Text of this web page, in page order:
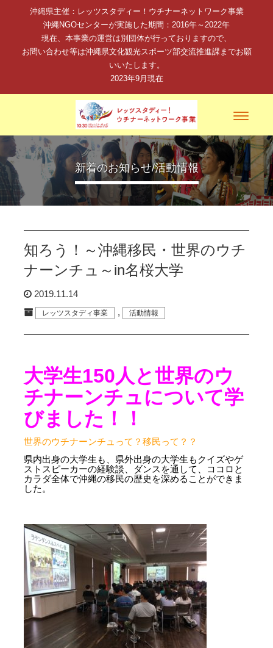
沖縄県主催：レッツスタディー！ウチナーネットワーク事業
沖縄NGOセンターが実施した期間：2016年～2022年
現在、本事業の運営は別団体が行っておりますので、
お問い合わせ等は沖縄県文化観光スポーツ部交流推進課までお願
いいたします。
2023年9月現在
Toggle
新着のお知らせ/活動情報
知ろう！～沖縄移民・世界のウチ
ナーンチュ～in名桜大学
2019.11.14
レッツスタディ事業 , 活動情報
大学生150人と世界のウ
チナーンチュについて学
びました！！
世界のウチナーンチュって？移民って？？
県内出身の大学生も、県外出身の大学生もクイズやゲ
ストスピーカーの経験談、ダンスを通して、
ココロと
カラダ全体で沖縄の移民の歴史を深めることができま
した。